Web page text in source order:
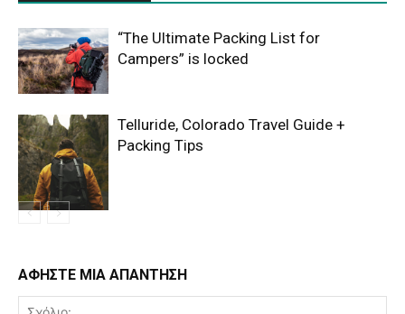
“The Ultimate Packing List for
Campers” is locked
Telluride, Colorado Travel Guide +
Packing Tips
ΑΦΗΣΤΕ ΜΙΑ ΑΠΑΝΤΗΣΗ